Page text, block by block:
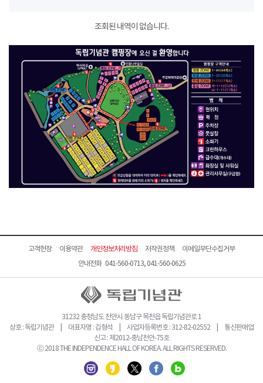
조회된 내역이 없습니다.
고객헌장 이용약관 개인정보처리방침 저작권정책
이메일무단수집거부
안내전화 041-560-0713, 041-560-0625
31232 충청남도 천안시 동남구 목천읍 독립기념관로 1
상호 : 독립기념관 | 대표자명 : 김형석 | 사업자등록번호 : 312-82-02552 | 통신판매업
신고 : 제2012-충남천안-75호
ⓒ 2018 THE INDEPENDENCE HALL OF KOREA. ALL RIGHTS RESERVED.